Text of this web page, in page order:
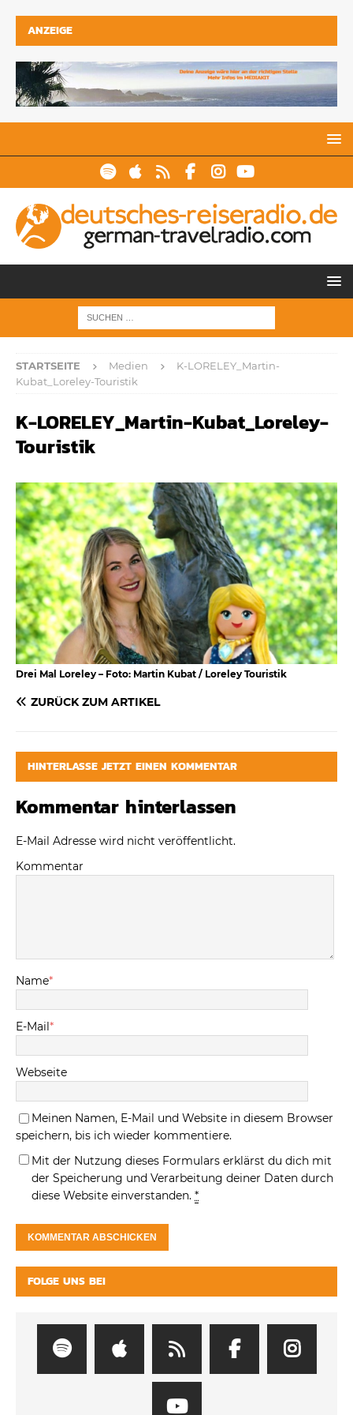
ANZEIGE
STARTSEITE Medien
K-LORELEY_Martin-
Kubat_Loreley-Touristik
K-LORELEY_Martin-Kubat_Loreley-
Touristik
Drei Mal Loreley – Foto: Martin Kubat / Loreley Touristik
ZURÜCK ZUM ARTIKEL
HINTERLASSE JETZT EINEN KOMMENTAR
Kommentar hinterlassen
E-Mail Adresse wird nicht veröffentlicht.
Kommentar
Name*
E-Mail*
Webseite
Meinen Namen, E-Mail und Website in diesem Browser
speichern, bis ich wieder kommentiere.
Mit der Nutzung dieses Formulars erklärst du dich mit
der Speicherung und Verarbeitung deiner Daten durch
diese Website einverstanden. *
FOLGE UNS BEI